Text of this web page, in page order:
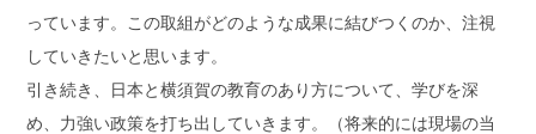
っています。この取組がどのような成果に結びつくのか、注視
していきたいと思います。
引き続き、日本と横須賀の教育のあり方について、学びを深
め、力強い政策を打ち出していきます。（将来的には現場の当